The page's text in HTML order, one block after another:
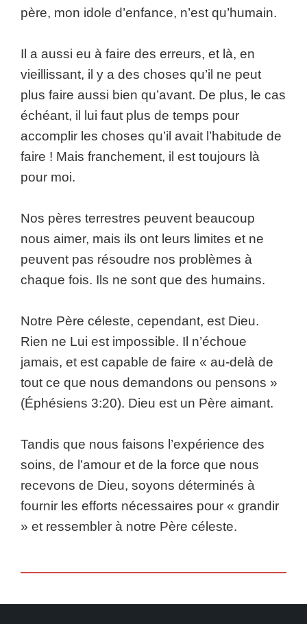
père, mon idole d’enfance, n’est qu’humain.
Il a aussi eu à faire des erreurs, et là, en
vieillissant, il y a des choses qu’il ne peut
plus faire aussi bien qu’avant. De plus, le cas
échéant, il lui faut plus de temps pour
accomplir les choses qu’il avait l’habitude de
faire ! Mais franchement, il est toujours là
pour moi.
Nos pères terrestres peuvent beaucoup
nous aimer, mais ils ont leurs limites et ne
peuvent pas résoudre nos problèmes à
chaque fois. Ils ne sont que des humains.
Notre Père céleste, cependant, est Dieu.
Rien ne Lui est impossible. Il n’échoue
jamais, et est capable de faire « au-delà de
tout ce que nous demandons ou pensons »
(Éphésiens 3:20). Dieu est un Père aimant.
Tandis que nous faisons l’expérience des
soins, de l’amour et de la force que nous
recevons de Dieu, soyons déterminés à
fournir les efforts nécessaires pour « grandir
» et ressembler à notre Père céleste.